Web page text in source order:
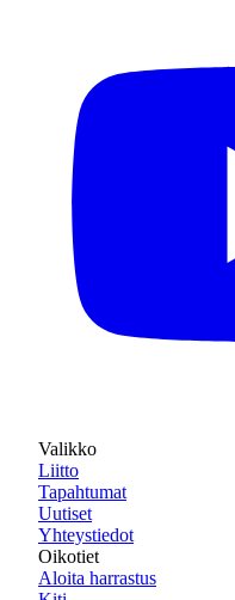
Valikko
Liitto
Tapahtumat
Uutiset
Yhteystiedot
Oikotiet
Aloita harrastus